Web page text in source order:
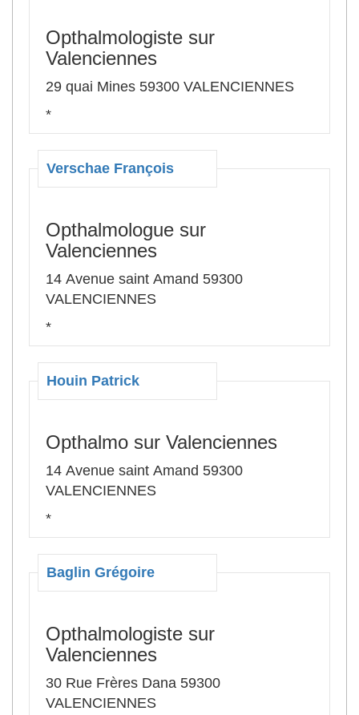
Opthalmologiste sur
Valenciennes
29 quai Mines 59300 VALENCIENNES
*
Verschae François
Opthalmologue sur
Valenciennes
14 Avenue saint Amand 59300
VALENCIENNES
*
Houin Patrick
Opthalmo sur Valenciennes
14 Avenue saint Amand 59300
VALENCIENNES
*
Baglin Grégoire
Opthalmologiste sur
Valenciennes
30 Rue Frères Dana 59300
VALENCIENNES